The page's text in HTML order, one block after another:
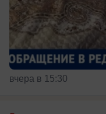
вчера в 15:30